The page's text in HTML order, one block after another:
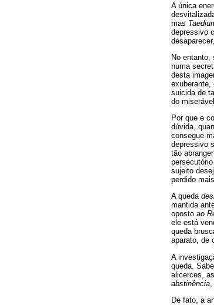
A única
mas
depressivo
No
numa
desta
suicida de
do
Por que e
dúvida,
consegue
depressivo
tão
sujeito
perdido
A queda
mantida
oposto ao
ele está
queda
aparato, de
A
queda.
alicerces, as
abstinência
De fato, a